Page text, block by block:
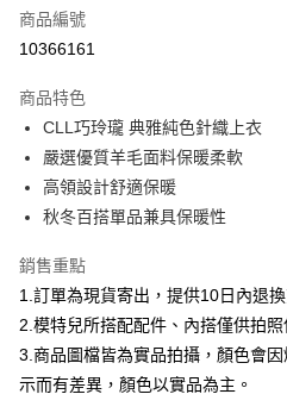
信用卡分期付款
合作金庫商業銀行
華南商業銀行
上海商業儲蓄銀行
國泰世華商業銀行
臺灣中小企業銀行
聯邦商業銀行
元大商業銀行
台新國際商業銀行
台灣樂天信用卡公司
超商取貨付款
LINE Pay
Apple Pay
悠遊付
Google Pay
大哥付你分期
商品編號
10366161
商品特色
CLL巧玲瓏 典雅純色針織上衣
嚴選優質羊毛面料保暖柔軟
高領設計舒適保暖
秋冬百搭單品兼具保暖性
銷售重點
1.訂單為現貨寄出，提供10日內退換
2.模特兒所搭配配件、內搭僅供拍
3.商品圖檔皆為實品拍攝，顏色會
示而有差異，顏色以實品為主。